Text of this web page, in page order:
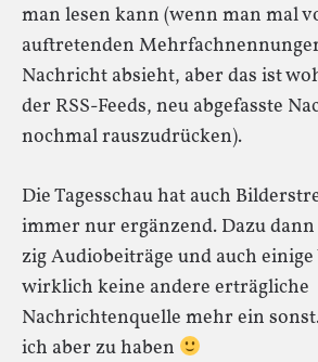
man lesen kann (wenn man mal
auftretenden
Nachricht absieht, aber das ist
der RSS-Feeds, neu abgefasste
nochmal rauszudrücken).
Die Tagesschau hat auch
immer nur ergänzend. Dazu
zig Audiobeiträge und auch
wirklich keine andere erträgliche
Nachrichtenquelle mehr ein
ich aber zu haben